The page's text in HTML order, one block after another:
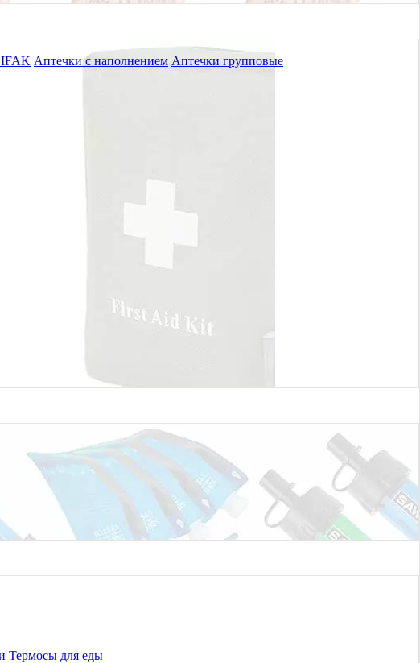
IFAK Аптечки с наполнением Аптечки групповые
Термосы для еды